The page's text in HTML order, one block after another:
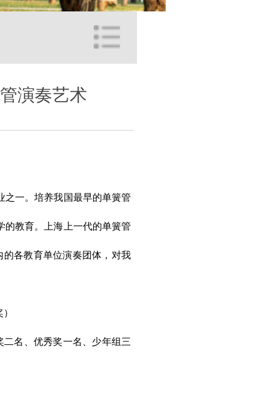
演奏艺术
之一。培养我国最早的单簧管
的教育。上海上一代的单簧管
各教育单位演奏团体，对我
名、优秀奖一名、少年组三